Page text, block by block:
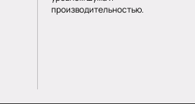
производительностью.